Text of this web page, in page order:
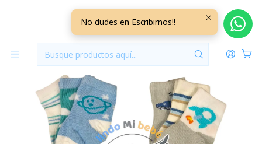
Inicio Accesorios Calcetas
Calcetas por Docena 0/3 Meses J03H
No dudes en Escribirnos!!